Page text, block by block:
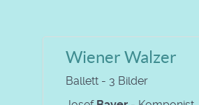
Wiener Walzer
Ballett - 3 Bilder